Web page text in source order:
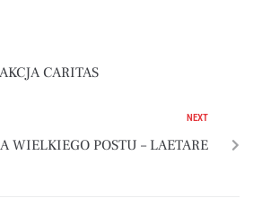
CARITAS
NEXT
WIELKIEGO POSTU – LAETARE